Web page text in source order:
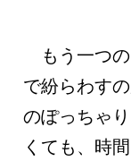
もう一つの
で紛らわす
のぽっちゃ
くても、時